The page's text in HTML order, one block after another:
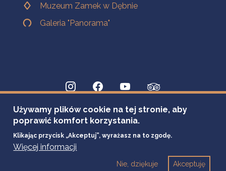
Muzeum Zamek w Dębnie
Galeria "Panorama"
Używamy plików cookie na tej stronie, aby
poprawić komfort korzystania.
Klikając przycisk „Akceptuj”, wyrażasz na to zgodę.
Więcej informacji
Akceptuję
Nie, dziękuje